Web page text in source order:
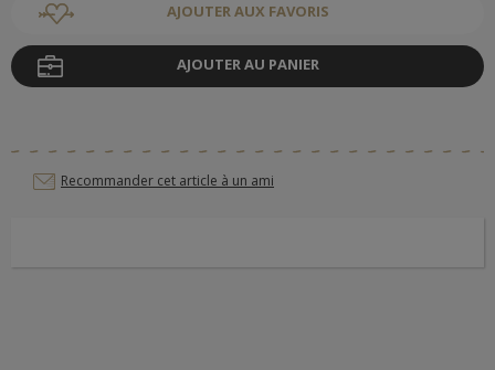
AJOUTER AUX FAVORIS
AJOUTER AU PANIER
Recommander cet article à un ami